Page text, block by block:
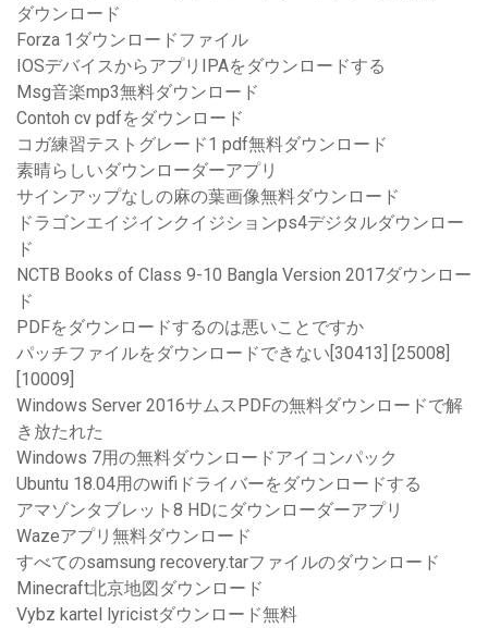
ダウンロード
Forza 1ダウンロードファイル
IOSデバイスからアプリIPAをダウンロードする
Msg音楽mp3無料ダウンロード
Contoh cv pdfをダウンロード
コガ練習テストグレード1 pdf無料ダウンロード
素晴らしいダウンローダーアプリ
サインアップなしの麻の葉画像無料ダウンロード
ドラゴンエイジインクイジションps4デジタルダウンロー
ド
NCTB Books of Class 9-10 Bangla Version 2017ダウンロー
ド
PDFをダウンロードするのは悪いことですか
パッチファイルをダウンロードできない[30413] [25008]
[10009]
Windows Server 2016サムスPDFの無料ダウンロードで解
き放たれた
Windows 7用の無料ダウンロードアイコンパック
Ubuntu 18.04用のwifiドライバーをダウンロードする
アマゾンタブレット8 HDにダウンローダーアプリ
Wazeアプリ無料ダウンロード
すべてのsamsung recovery.tarファイルのダウンロード
Minecraft北京地図ダウンロード
Vybz kartel lyricistダウンロード無料